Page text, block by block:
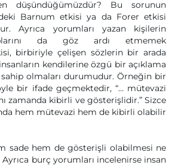
düşündüğümüzdür? Bu sorunun
Barnum etkisi ya da Forer etkisi
Ayrıca yorumları yazan kişilerin
da göz ardı etmemek
birbiriyle çelişen sözlerin bir arada
kendilerine özgü bir açıklama
sahip olmaları durumudur. Örneğin bir
bir ifade geçmektedir, “… mütevazi
zamanda kibirli ve gösterişlidir.” Sizce
hem mütevazi hem de kibirli olabilir
sade hem de gösterişli olabilmesi ne
burç yorumları incelenirse insan